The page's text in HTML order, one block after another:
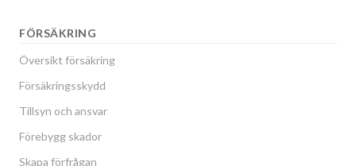
FÖRSÄKRING
Översikt försäkring
Försäkringsskydd
Tillsyn och ansvar
Förebygg skador
Skapa förfrågan